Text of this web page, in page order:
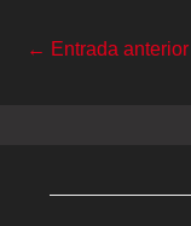
← Entrada anterior